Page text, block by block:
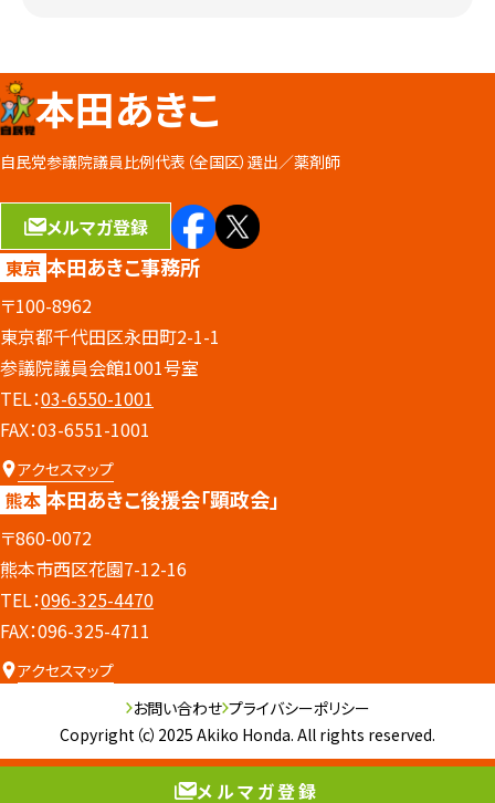
メルマガ登録
本田あきこ
自民党参議院議員比例代表（全国区）選出／薬剤師
メルマガ登録
東京 本田あきこ事務所
〒100-8962
東京都千代田区永田町2-1-1
参議院議員会館1001号室
TEL：03-6550-1001
FAX：03-6551-1001
アクセスマップ
熊本 本田あきこ後援会「顕政会」
〒860-0072
熊本市西区花園7-12-16
TEL：096-325-4470
FAX：096-325-4711
アクセスマップ
お問い合わせ プライバシーポリシー
Copyright（c）2025 Akiko Honda. All rights reserved.